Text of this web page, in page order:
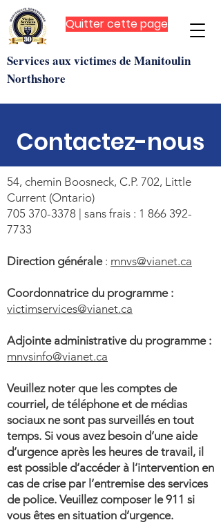
Services aux victimes de Manitoulin
Northshore
Quitter cette page
Contactez-nous
54, chemin Boosneck, C.P. 702, Little
Current (Ontario)
705 370-3378 | sans frais : 1 866 392-
7733
Direction générale : mnvs@vianet.ca
Coordonnatrice du programme :
victimservices@vianet.ca
Adjointe administrative du programme :
mnvsinfo@vianet.ca
Veuillez noter que les comptes de
courriel, de téléphone et de médias
sociaux ne sont pas surveillés en tout
temps. Si vous avez besoin d’une aide
d’urgence après les heures de travail, il
est possible d’accéder à l’intervention en
cas de crise par l’entremise des services
de police. Veuillez composer le 911 si
vous êtes en situation d’urgence.